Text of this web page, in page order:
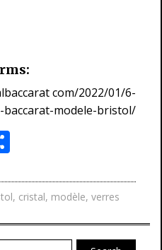
com/2022/01/6-
modele-bristol/
ta
g
er
, cristal, modèle, verres